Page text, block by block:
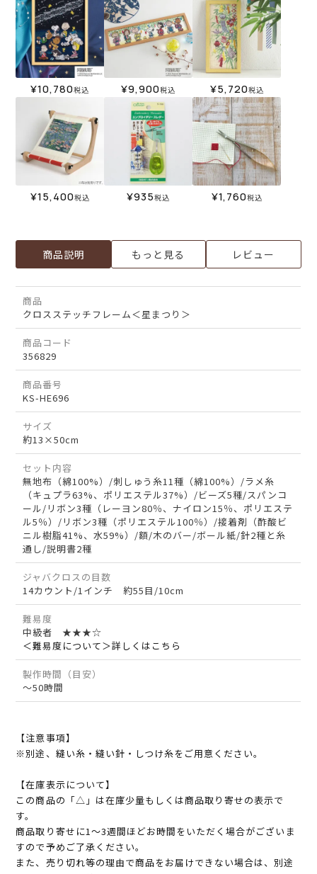
¥10,780税込 ¥9,900税込 ¥5,720税込
¥15,400税込 ¥935税込 ¥1,760税込
商品説明 もっと見る レビュー
商品
クロスステッチフレーム＜星まつり＞
商品コード
356829
商品番号
KS-HE696
サイズ
約13×50cm
セット内容
無地布（綿100%）/刺しゅう糸11種（綿100%）/ラメ糸
（キュプラ63%、ポリエステル37%）/ビーズ5種/スパンコ
ール/リボン3種（レーヨン80％、ナイロン15％、ポリエステ
ル5％）/リボン3種（ポリエステル100％）/接着剤（酢酸ビ
ニル樹脂41%、水59%）/額/木のバー/ボール紙/針2種と糸
通し/説明書2種
ジャバクロスの目数
14カウント/1インチ 約55目/10cm
難易度
中級者 ★★★☆
＜難易度について＞詳しくはこちら
製作時間（目安）
～50時間
【注意事項】
※別途、縫い糸・縫い針・しつけ糸をご用意ください。
【在庫表示について】
この商品の「△」は在庫少量もしくは商品取り寄せの表示で
す。
商品取り寄せに1～3週間ほどお時間をいただく場合がございま
すので予めご了承ください。
また、売り切れ等の理由で商品をお届けできない場合は、別途